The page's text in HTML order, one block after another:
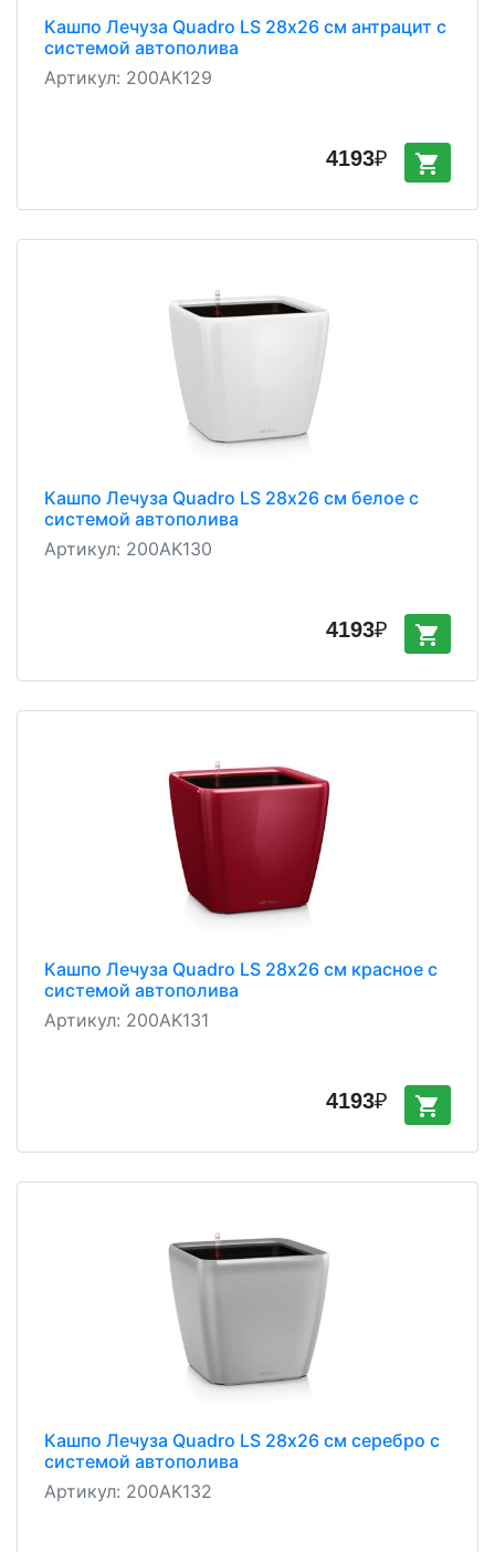
Кашпо Лечуза Quadro LS 28х26 см антрацит с
системой автополива
Артикул: 200AK129
4193₽ shopping_cart
Кашпо Лечуза Quadro LS 28х26 см белое с
системой автополива
Артикул: 200AK130
4193₽ shopping_cart
Кашпо Лечуза Quadro LS 28х26 см красное с
системой автополива
Артикул: 200AK131
4193₽ shopping_cart
Кашпо Лечуза Quadro LS 28х26 см серебро с
системой автополива
Артикул: 200AK132